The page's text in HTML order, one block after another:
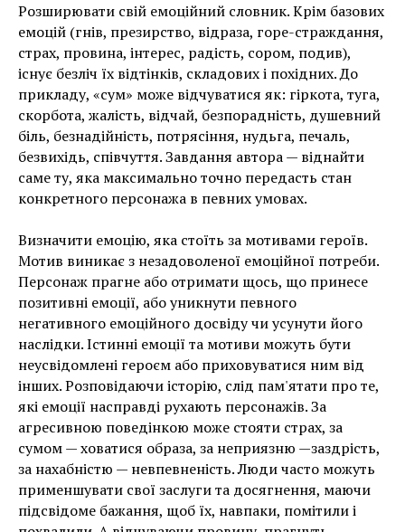
Розширювати свій емоційний словник. Крім базових
емоцій (гнів, презирство, відраза, гope-страждання,
страх, провина, інтерес, радість, сором, подив),
існує безліч їх відтінків, складових і похідних. До
прикладу, «сум» може відчуватися як: гіркота, туга,
скорбота, жалість, відчай, безпорадність, душевний
біль, безнадійність, потрясіння, нудьга, печаль,
безвихідь, співчуття. Завдання автора — віднайти
саме ту, яка максимально точно передасть стан
конкретного персонажа в певних умовах.
Визначити емоцію, яка стоїть за мотивами героїв.
Мотив виникає з незадоволеної емоційної потреби.
Персонаж прагне або отримати щось, що принесе
позитивні емоції, або уникнути певного
негативного емоційного досвіду чи усунути його
наслідки. Істинні емоції та мотиви можуть бути
неусвідомлені героєм або приховуватися ним від
інших. Розповідаючи історію, слід пам'ятати про те,
які емоції насправді рухають персонажів. За
агресивною поведінкою може стояти страх, за
сумом — ховатися образа, за неприязню —заздрість,
за нахабністю — невпевненість. Люди часто можуть
применшувати свої заслуги та досягнення, маючи
підсвідоме бажання, щоб їх, навпаки, помітили і